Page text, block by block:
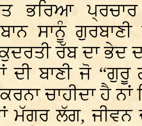
ਭਰਿਆ
ਸਾਨੂੰ
ਰੱਬ ਦਾ
ਦੀ ਬਾਣੀ ਜੋ
ਚਾਹੀਦਾ ਹੈ
ਮੱਗਰ ਲੱਗ, ਜੀਵਨ